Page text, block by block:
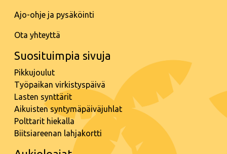
Ajo-ohje ja pysäköinti
Ota yhteyttä
Suosituimpia sivuja
Pikkujoulut
Työpaikan virkistyspäivä
Lasten synttärit
Aikuisten syntymäpäiväjuhlat
Polttarit hiekalla
Biitsiareenan lahjakortti